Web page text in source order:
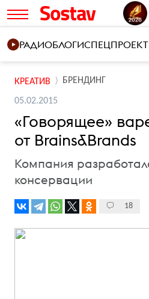
РАДИОБЛОГИ
КРЕАТИВ БРЕНДИНГ
05.02.2015
«Говорящее»
от Brains&Brands
Компания
консервации
18